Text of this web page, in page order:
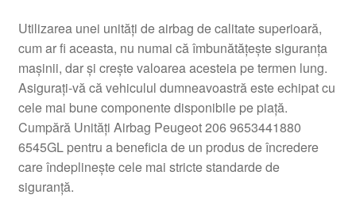
Plângere
Plățile
Politică de confidențialitate
Procedura de reclamație
Termeni si conditii
Utilizarea unei unități de airbag de calitate superioară,
cum ar fi aceasta, nu numai că îmbunătățește siguranța
mașinii, dar și crește valoarea acesteia pe termen lung.
Asigurați-vă că vehiculul dumneavoastră este echipat cu
cele mai bune componente disponibile pe piață.
Cumpără Unități Airbag Peugeot 206 9653441880
6545GL pentru a beneficia de un produs de încredere
care îndeplinește cele mai stricte standarde de
siguranță.